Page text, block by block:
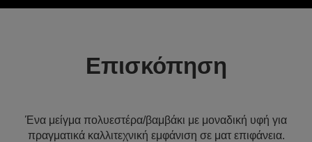
Επισκόπηση
Ένα μείγμα πολυεστέρα/βαμβάκι με μοναδική υφή για
πραγματικά καλλιτεχνική εμφάνιση σε ματ επιφάνεια.